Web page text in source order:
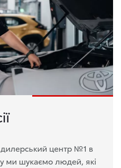
центр №1 в
ми шукаємо людей, які